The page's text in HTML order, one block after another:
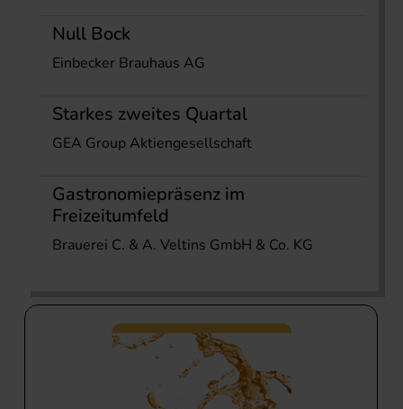
Null Bock
Einbecker Brauhaus AG
Starkes zweites Quartal
GEA Group Aktiengesellschaft
Gastronomiepräsenz im
Freizeitumfeld
Brauerei C. & A. Veltins GmbH & Co. KG